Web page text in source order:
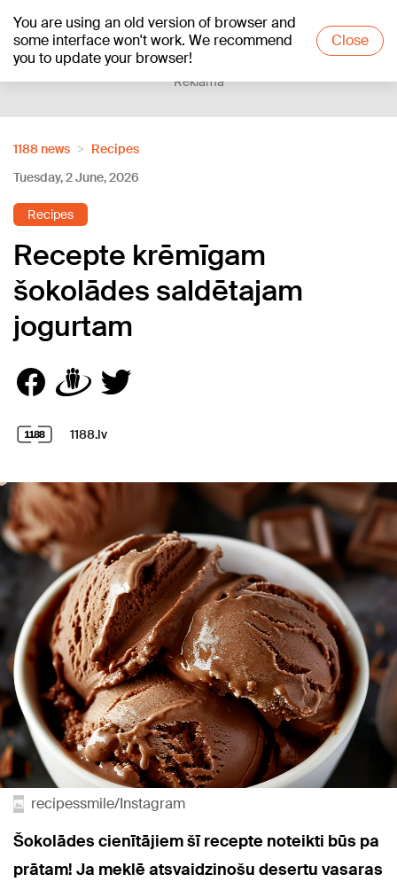
You are using an old version of browser and
some interface won't work. We recommend
you to update your browser!
Close
+21°C
Reklāma
1188 news
Recipes
Tuesday, 2 June, 2026
Recipes
Recepte krēmīgam
šokolādes saldētajam
jogurtam
1188.lv
recipessmile/Instagram
Šokolādes cienītājiem šī recepte noteikti būs pa
prātam! Ja meklē atsvaidzinošu desertu vasaras